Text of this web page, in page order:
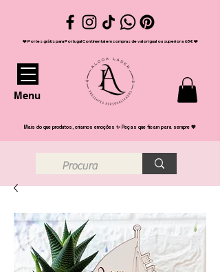
❤️ Portes grátis para Portugal Continental em compras de valor igual ou superior a 65€ ❤️
Menu
Mais do que produtos, criamos emoções ✨ Peças que ficam para sempre 💖